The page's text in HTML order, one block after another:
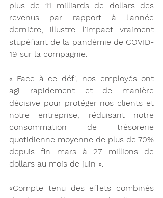
plus de 11 milliards de dollars des
revenus par rapport à l'année
dernière, illustre l'impact vraiment
stupéfiant de la pandémie de COVID-
19 sur la compagnie.
« Face à ce défi, nos employés ont
agi rapidement et de manière
décisive pour protéger nos clients et
notre entreprise, réduisant notre
consommation de trésorerie
quotidienne moyenne de plus de 70%
depuis fin mars à 27 millions de
dollars au mois de juin ».
«Compte tenu des effets combinés